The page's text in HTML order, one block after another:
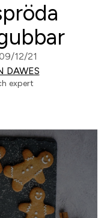
12/21
DAWES
expert